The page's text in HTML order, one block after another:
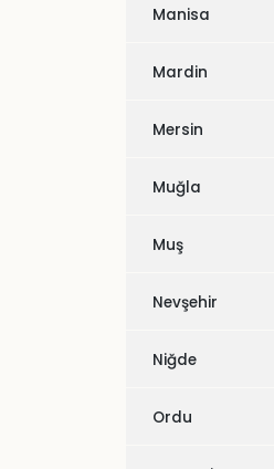
Manisa
Mardin
Mersin
Muğla
Muş
Nevşehir
Niğde
Ordu